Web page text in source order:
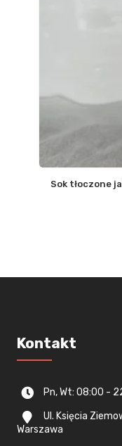
Sok tłoczone
Kontakt
Pn, Wt: 08:00 -
Ul. Księcia
Warszawa